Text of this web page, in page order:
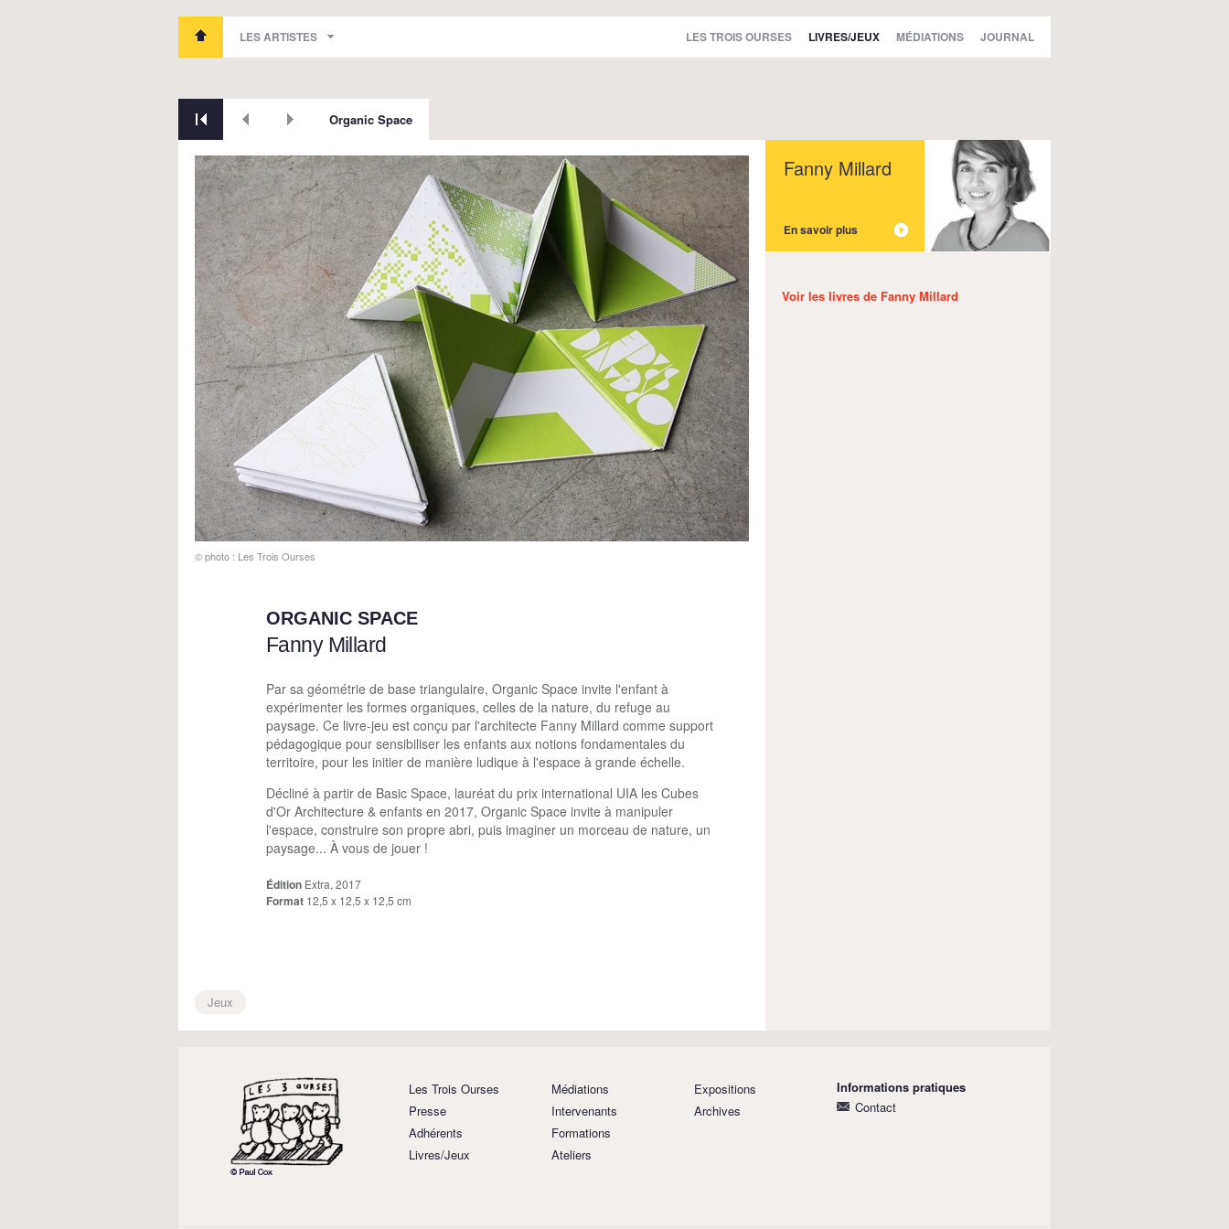
LES ARTISTES LES TROIS OURSES LIVRES/JEUX MÉDIATIONS JOURNAL
Organic Space
© photo : Les Trois Ourses
ORGANIC SPACE
Fanny Millard
Par sa géométrie de base triangulaire, Organic Space invite l'enfant à
expérimenter les formes organiques, celles de la nature, du refuge au
paysage. Ce livre-jeu est conçu par l'architecte Fanny Millard comme support
pédagogique pour sensibiliser les enfants aux notions fondamentales du
territoire, pour les initier de manière ludique à l'espace à grande échelle.
Décliné à partir de Basic Space, lauréat du prix international UIA les Cubes
d'Or Architecture & enfants en 2017, Organic Space invite à manipuler
l'espace, construire son propre abri, puis imaginer un morceau de nature, un
paysage... À vous de jouer !
Édition Extra, 2017
Format 12,5 x 12,5 x 12,5 cm
Jeux
Fanny Millard
En savoir plus
Voir les livres de Fanny Millard
Les Trois Ourses
Presse
Adhérents
Livres/Jeux
Médiations
Intervenants
Formations
Ateliers
Expositions
Archives
Informations pratiques
Contact